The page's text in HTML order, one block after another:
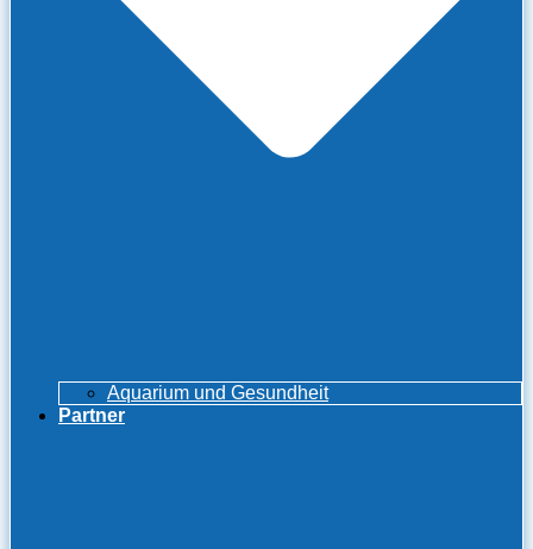
Aquarium und Gesundheit
Partner